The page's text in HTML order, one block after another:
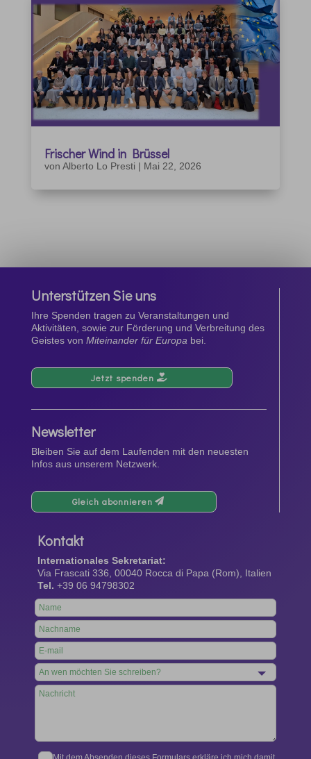
Frischer Wind in Brüssel
von Alberto Lo Presti | Mai 22, 2026
Unterstützen Sie uns
Ihre Spenden tragen zu Veranstaltungen und
Aktivitäten, sowie zur Förderung und Verbreitung des
Geistes von Miteinander für Europa bei.
Jetzt spenden
Newsletter
Bleiben Sie auf dem Laufenden mit den neuesten
Infos aus unserem Netzwerk.
Gleich abonnieren
Kontakt
Internationales Sekretariat:
Via Frascati 336, 00040 Rocca di Papa (Rom), Italien
Tel. +39 06 94798302
Leave
this
field
blank